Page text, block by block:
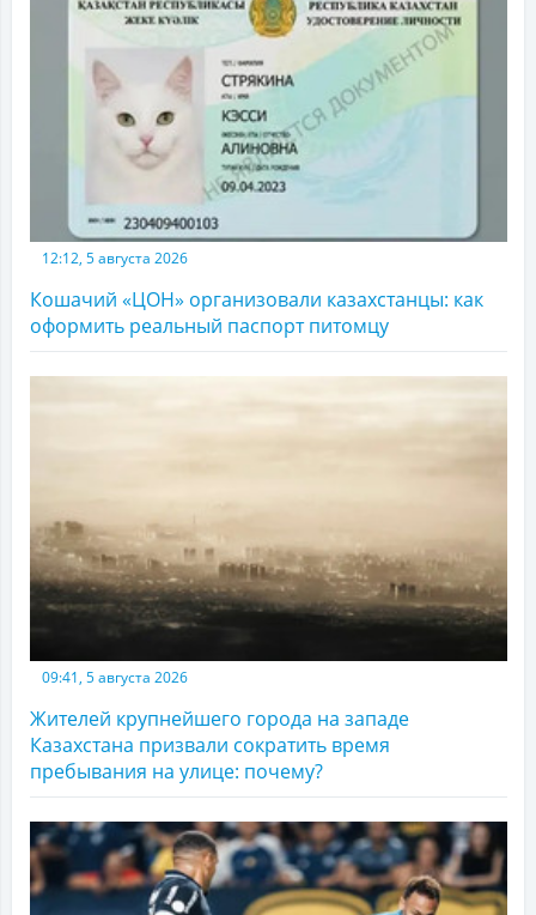
12:12, 5 августа 2026
Кошачий «ЦОН» организовали казахстанцы: как
оформить реальный паспорт питомцу
09:41, 5 августа 2026
Жителей крупнейшего города на западе
Казахстана призвали сократить время
пребывания на улице: почему?